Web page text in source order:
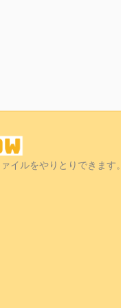
イルをやりとりできます。